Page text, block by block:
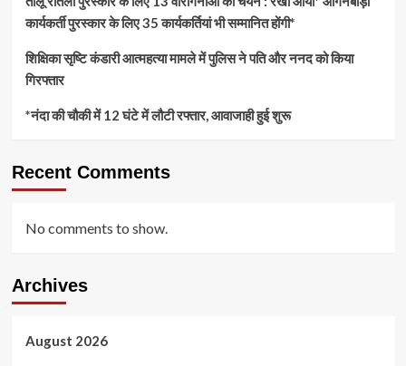
कार्यकर्ती पुरस्कार के लिए 35 कार्यकर्तियां भी सम्मानित होंगी*
शिक्षिका सृष्टि कंडारी आत्महत्या मामले में पुलिस ने पति और ननद को किया
गिरफ्तार
*नंदा की चौकी में 12 घंटे में लौटी रफ्तार, आवाजाही हुई शुरू
Recent Comments
No comments to show.
Archives
August 2026